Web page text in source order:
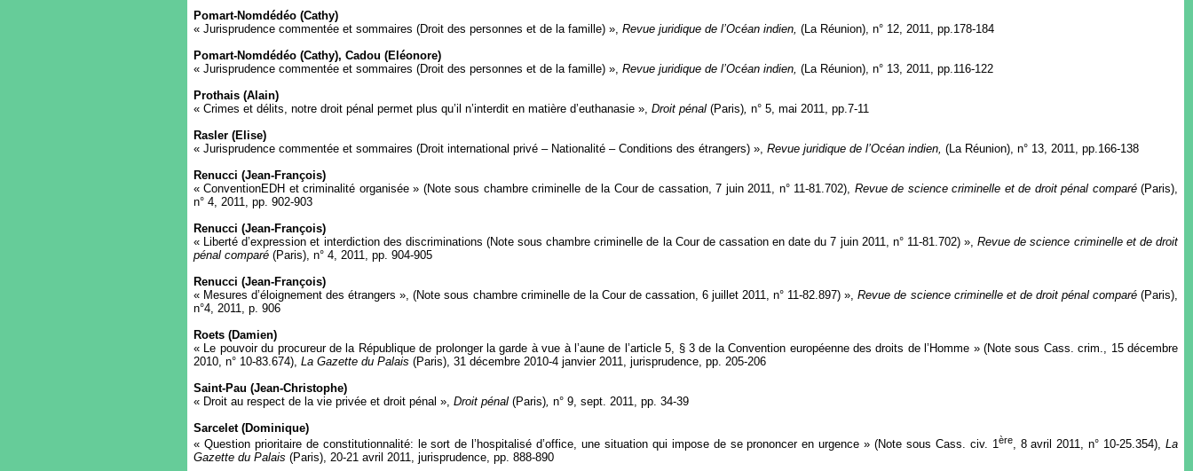
Pomart-Nomdédéo (Cathy)
« Jurisprudence commentée et sommaires (Droit des personnes et de la famille) », Revue juridique de l’Océan indien, (La Réunion), n° 12, 2011, pp.178-184
Pomart-Nomdédéo (Cathy), Cadou (Eléonore)
« Jurisprudence commentée et sommaires (Droit des personnes et de la famille) », Revue juridique de l’Océan indien, (La Réunion), n° 13, 2011, pp.116-122
Prothais (Alain)
« Crimes et délits, notre droit pénal permet plus qu’il n’interdit en matière d’euthanasie », Droit pénal (Paris) n° 5, mai 2011, pp.7-11
Rasler (Elise)
« Jurisprudence commentée et sommaires (Droit international privé – Nationalité – Conditions des étrangers) », Revue juridique de l’Océan indien, (La Réunion), n° 13, 2011, pp.166-138
Renucci (Jean-François)
« ConventionEDH et criminalité organisée » (Note sous chambre criminelle de la Cour de cassation, 7 juin 2011, n° 11-81.702), Revue de science criminelle et de droit pénal comparé(Paris),
n° 4, 2011, pp. 902-903
Renucci (Jean-François)
« Liberté d’expression et interdiction des discriminations (Note sous chambre criminelle de la Cour de cassation en date du 7 juin 2011, n° 11-81.702) »,Revue de science criminelle et de droit
pénal comparé (Paris), n° 4, 2011, pp. 904-905
Renucci (Jean-François)
« Mesures d’éloignement des étrangers », (Note sous chambre criminelle de la Cour de cassation, 6 juillet 2011, n° 11-82.897) »,Revue de science criminelle et de droit pénal comparé(Paris),
n°4, 2011, p. 906
Roets (Damien)
« Le pouvoir du procureur de la République de prolonger la garde à vue à l’aune de l’article 5, § 3 de la Convention européenne des droits de l’Homme » (Note sous Cass. crim., 15 décembre
2010, n° 10-83.674), La Gazette du Palais (Paris), 31 décembre 2010-4 janvier 2011, jurisprudence, pp. 205-206
Saint-Pau (Jean-Christophe)
« Droit au respect de la vie privée et droit pénal », Droit pénal (Paris) n° 9, sept. 2011, pp. 34-39
Sarcelet (Dominique)
« Question prioritaire de constitutionnalité: le sort de l’hospitalisé d’office, une situation qui impose de se prononcer en urgence » (Note sous Cass. civ. 1ère, 8 avril 2011, n° 10-25.354),La
Gazette du Palais (Paris), 20-21 avril 2011, jurisprudence, pp. 888-890